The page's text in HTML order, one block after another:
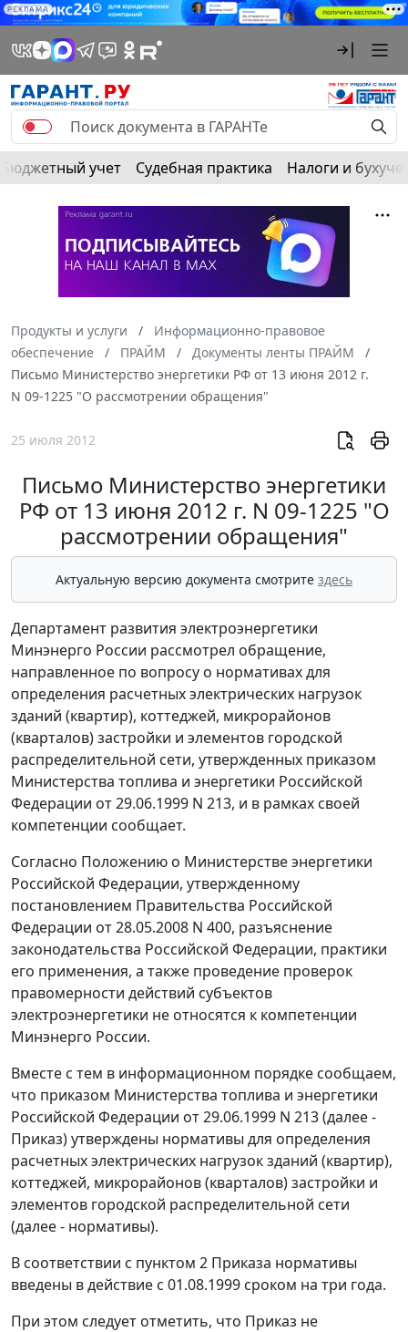
РЕКЛАМА
Бюджетный учет Судебная практика Налоги и
Продукты и услуги
Информационно-правовое
обеспечение
ПРАЙМ
Документы ленты ПРАЙМ
Письмо Министерство энергетики РФ от 13 июня 2012 г.
N 09-1225 "О рассмотрении обращения"
25 июля 2012
Письмо Министерство энергетики
РФ от 13 июня 2012 г. N 09-1225 "О
рассмотрении обращения"
Актуальную версию документа смотрите здесь
Департамент развития электроэнергетики
Минэнерго России рассмотрел обращение,
направленное по вопросу о нормативах для
определения расчетных электрических нагрузок
зданий (квартир), коттеджей, микрорайонов
(кварталов) застройки и элементов городской
распределительной сети, утвержденных приказом
Министерства топлива и энергетики Российской
Федерации от 29.06.1999 N 213, и в рамках своей
компетенции сообщает.
Согласно Положению о Министерстве энергетики
Российской Федерации, утвержденному
постановлением Правительства Российской
Федерации от 28.05.2008 N 400, разъяснение
законодательства Российской Федерации, практики
его применения, а также проведение проверок
правомерности действий субъектов
электроэнергетики не относятся к компетенции
Минэнерго России.
Вместе с тем в информационном порядке сообщаем,
что приказом Министерства топлива и энергетики
Российской Федерации от 29.06.1999 N 213 (далее -
Приказ) утверждены нормативы для определения
расчетных электрических нагрузок зданий (квартир),
коттеджей, микрорайонов (кварталов) застройки и
элементов городской распределительной сети
(далее - нормативы).
В соответствии с пунктом 2 Приказа нормативы
введены в действие с 01.08.1999 сроком на три года.
При этом следует отметить, что Приказ не